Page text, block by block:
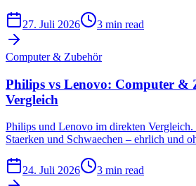
27. Juli 2026 3 min read
Computer & Zubehör
Philips vs Lenovo: Computer &
Vergleich
Philips und Lenovo im direkten Vergleich.
Staerken und Schwaechen – ehrlich und
24. Juli 2026 3 min read